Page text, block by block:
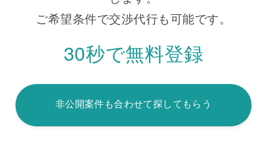
ご希望条件で交渉代行も可能です。
30秒で無料登録
非公開案件も合わせて探してもらう